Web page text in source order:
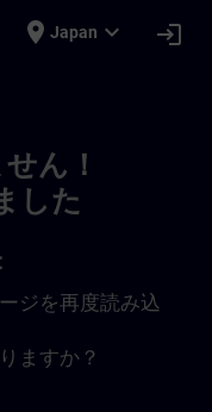
place Japan expand_more login
ん！
した
ジを再度読み込
ますか？